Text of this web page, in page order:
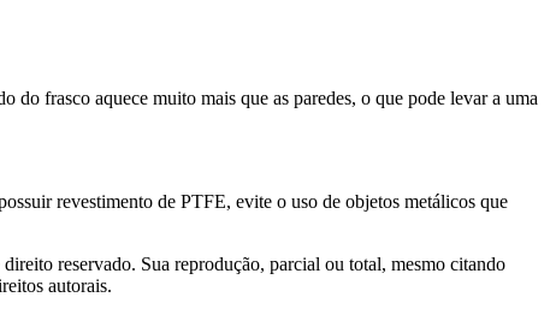
frasco aquece muito mais que as paredes, o que pode levar a uma
revestimento de PTFE, evite o uso de objetos metálicos que
reservado. Sua reprodução, parcial ou total, mesmo citando
autorais.